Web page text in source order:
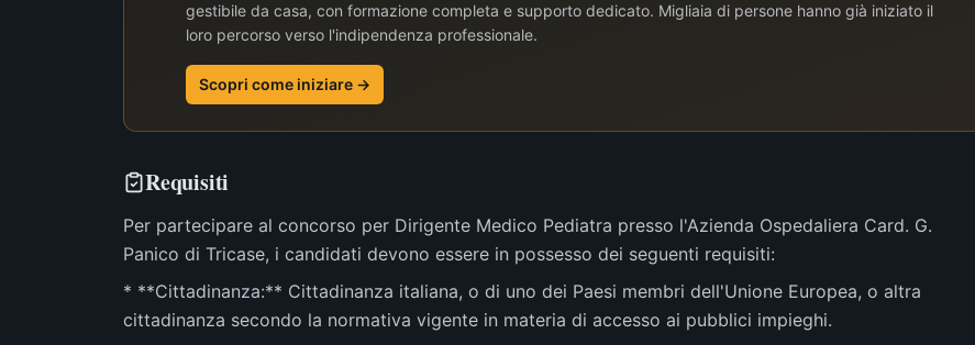
gestibile da casa, con formazione completa e supporto dedicato. Migliaia di persone hanno già iniziato il
loro percorso verso l'indipendenza professionale.
Scopri come iniziare →
Requisiti
Per partecipare al concorso per Dirigente Medico Pediatra presso l'Azienda Ospedaliera Card. G.
Panico di Tricase, i candidati devono essere in possesso dei seguenti requisiti:
* **Cittadinanza:** Cittadinanza italiana, o di uno dei Paesi membri dell'Unione Europea, o altra
cittadinanza secondo la normativa vigente in materia di accesso ai pubblici impieghi.